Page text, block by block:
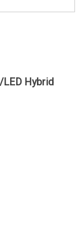
LED Hybrid